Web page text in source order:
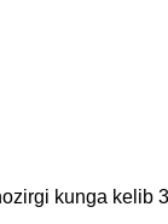
kunga kelib